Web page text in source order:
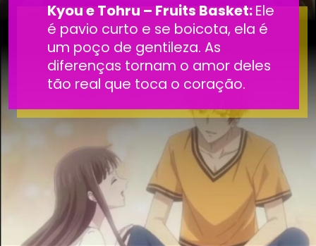
Kyou e Tohru – Fruits Basket:Ele
é pavio curto e se boicota, ela é
um poço de gentileza. As
diferenças tornam o amor deles
tão real que toca o coração.